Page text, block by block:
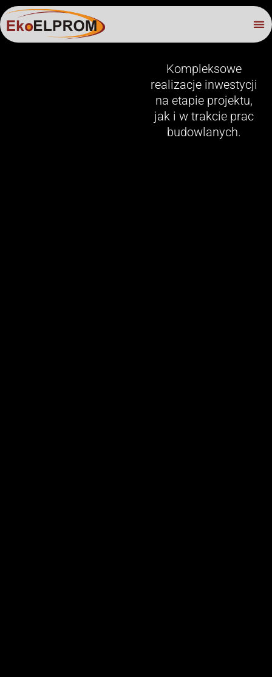
Kompleksowe
realizacje inwestycji
na etapie projektu,
jak i w trakcie prac
budowlanych.